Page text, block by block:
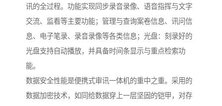
讯的全过程。功能实现同步录音录像、语音指挥与文字
交流、监看等主要功能；管理与查询案卷信息、讯问信
息、电子笔录、录音录像等各类信息；光盘：刻录好的
光盘支持自动播放，并具备时间条显示与重点检索功
能。
数据安全性能是便携式审讯一体机的重中之重。采用的
数据加密技术，如同给数据穿上一层坚固的铠甲，对存